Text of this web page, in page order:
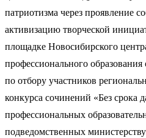
патриотизма через проявление
активизацию творческой
площадке Новосибирского
профессионального образования
по отбору участников
конкурса сочинений «Без срока
профессиональных
подведомственных